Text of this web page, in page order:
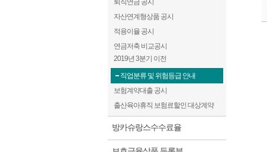
퇴직연금 공시
자산연계형상품 공시
적용이율 공시
연금저축 비교공시
2019년 3분기 이전
직업분류 및 위험등급 안내
보험계약대출 공시
출산육아휴직 보험료할인 대상계약
방카슈랑스수수료율